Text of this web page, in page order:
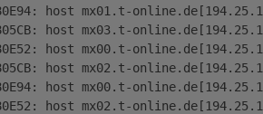
host mx01.t-
host mx03.t-
host mx00.t-
host mx02.t-
host mx00.t-
host mx02.t-